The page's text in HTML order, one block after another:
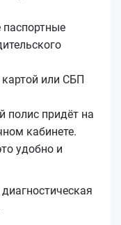
паспортные
или СБП
полис придёт на
кабинете.
удобно и